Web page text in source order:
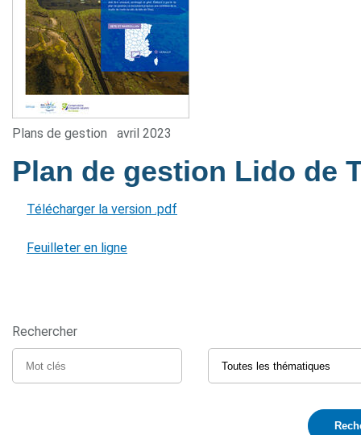
Plans de gestion avril 2023
Plan de gestion Lido de
Télécharger la version .pdf
Feuilleter en ligne
Rechercher